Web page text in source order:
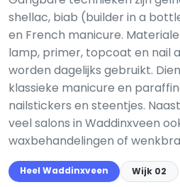
shellac, biab (builder in a
en French manicure.
lamp, primer, topcoat en nail
worden dagelijks gebruikt.
klassieke manicure en
nailstickers en steentjes.
veel salons in Waddinxveen
waxbehandelingen of
Heel Waddinxveen Wijk 02